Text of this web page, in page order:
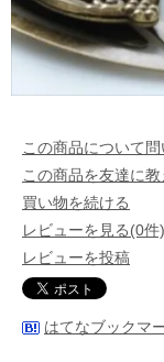
この商品について問
この商品を友達に教
買い物を続ける
レビューを見る(0件)
レビューを投稿
はてなブックマ